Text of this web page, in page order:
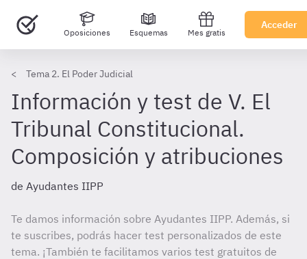
Oposiciones Esquemas Mes gratis
Acceder
Tema 2. El Poder Judicial
Información y test de V. El
Tribunal Constitucional.
Composición y atribuciones
de Ayudantes IIPP
Te damos información sobre Ayudantes IIPP. Además, si
te suscribes, podrás hacer test personalizados de este
tema. ¡También te facilitamos varios test gratuitos de